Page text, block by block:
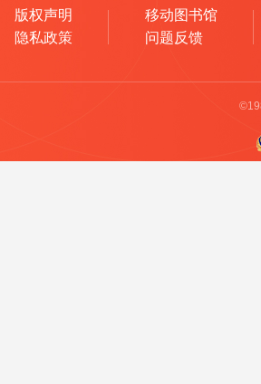
版权声明
隐私政策
移动图书馆
问题反馈